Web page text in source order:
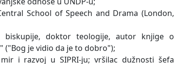
School of Speech and Drama (London,
biskupije, doktor teologije, autor knjige o
je vidio da je to dobro");
i razvoj u SIPRI-ju; vršilac dužnosti šefa